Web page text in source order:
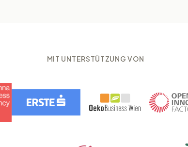
MIT UNTERSTÜTZUNG VON